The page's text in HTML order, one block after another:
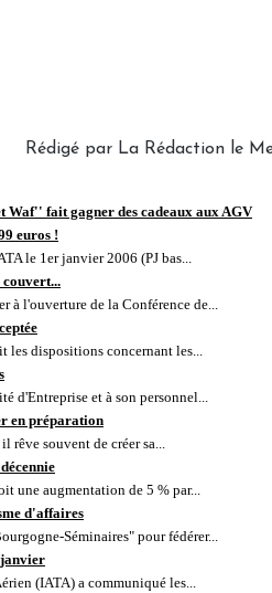
Rédigé par La Rédaction le
Waf'' fait gagner des cadeaux aux AGV
euros !
le 1er janvier 2006 (PJ bas...
à l'ouverture de la Conférence de...
les dispositions concernant les...
d'Entreprise et à son personnel...
en préparation
rêve souvent de créer sa...
une augmentation de 5 % par...
d'affaires
Séminaires" pour fédérer...
janvier
(IATA) a communiqué les...